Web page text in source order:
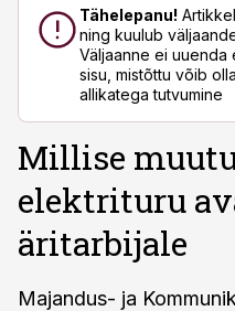
Tähelepanu!
ning kuulub
Väljaanne ei uuenda
sisu, mistõttu võib
allikatega tutvumine
Millise
elektrituru
äritarbijale
Majandus- ja